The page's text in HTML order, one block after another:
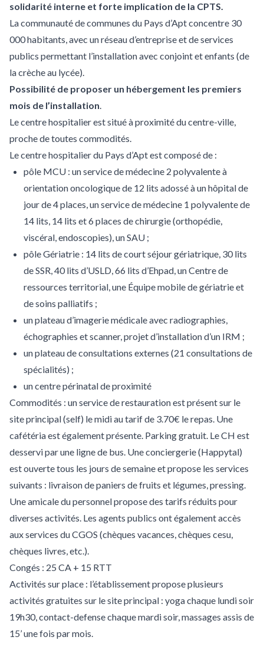
solidarité interne et forte implication de la CPTS.
La communauté de communes du Pays d’Apt concentre 30
000 habitants, avec un réseau d’entreprise et de services
publics permettant l’installation avec conjoint et enfants (de
la crèche au lycée).
Possibilité de proposer un hébergement les premiers
mois de l’installation.
Le centre hospitalier est situé à proximité du centre-ville,
proche de toutes commodités.
Le centre hospitalier du Pays d’Apt est composé de :
pôle MCU : un service de médecine 2 polyvalente à
orientation oncologique de 12 lits adossé à un hôpital de
jour de 4 places, un service de médecine 1 polyvalente de
14 lits, 14 lits et 6 places de chirurgie (orthopédie,
viscéral, endoscopies), un SAU ;
pôle Gériatrie : 14 lits de court séjour gériatrique, 30 lits
de SSR, 40 lits d’USLD, 66 lits d’Ehpad, un Centre de
ressources territorial, une Équipe mobile de gériatrie et
de soins palliatifs ;
un plateau d’imagerie médicale avec radiographies,
échographies et scanner, projet d’installation d’un IRM ;
un plateau de consultations externes (21 consultations de
spécialités) ;
un centre périnatal de proximité
Commodités : un service de restauration est présent sur le
site principal (self) le midi au tarif de 3.70€ le repas. Une
cafétéria est également présente. Parking gratuit. Le CH est
desservi par une ligne de bus. Une conciergerie (Happytal)
est ouverte tous les jours de semaine et propose les services
suivants : livraison de paniers de fruits et légumes, pressing.
Une amicale du personnel propose des tarifs réduits pour
diverses activités. Les agents publics ont également accès
aux services du CGOS (chèques vacances, chèques cesu,
chèques livres, etc.).
Congés : 25 CA + 15 RTT
Activités sur place : l’établissement propose plusieurs
activités gratuites sur le site principal : yoga chaque lundi soir
19h30, contact-defense chaque mardi soir, massages assis de
15’ une fois par mois.